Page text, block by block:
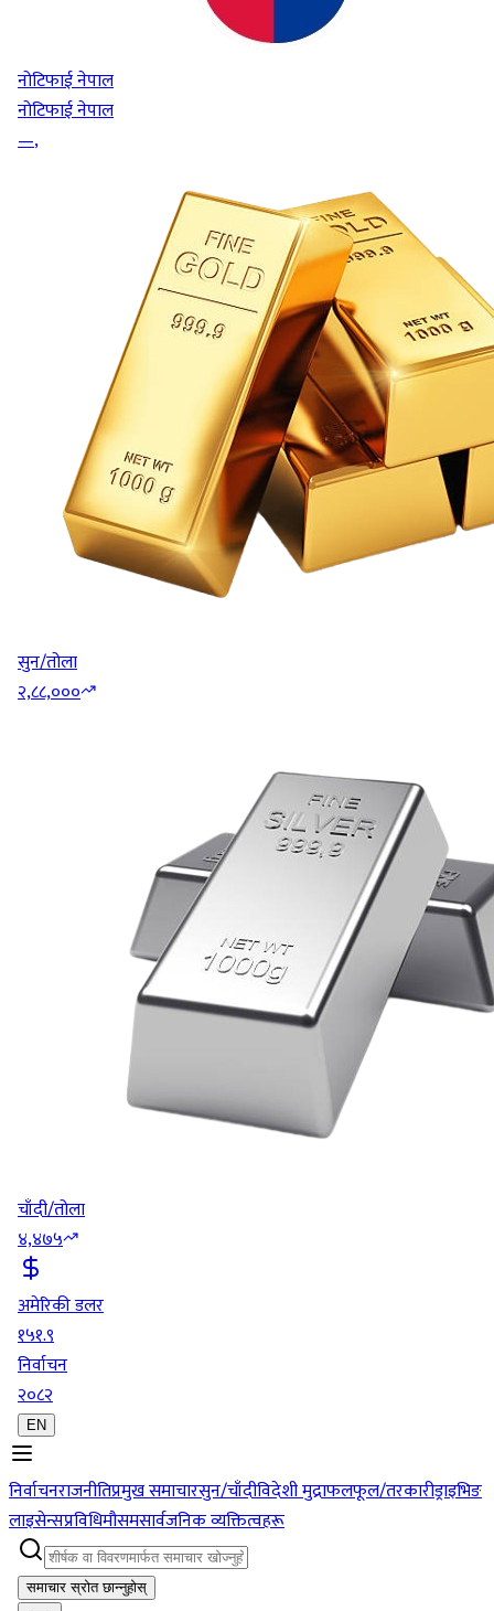
नोटिफाई नेपाल
नोटिफाई नेपाल
—,
सुन/तोला
२,८८,०००
चाँदी/तोला
४,४७५
अमेरिकी डलर
१५१.९
निर्वाचन
२०८२
EN
निर्वाचनराजनीतिप्रमुख समाचारसुन/चाँदीविदेशी मुद्राफलफूल/तरकारीड्राइभिङ
लाइसेन्सप्रविधिमौसमसार्वजनिक व्यक्तित्वहरू
समाचार स्रोत छान्नुहोस्